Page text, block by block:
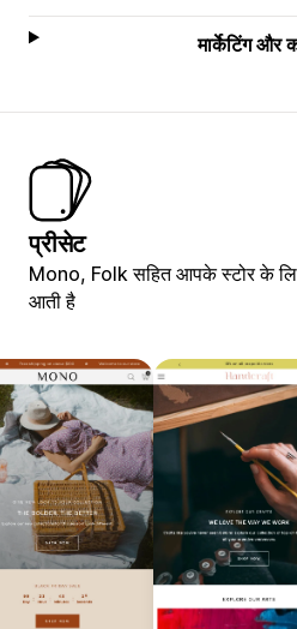
मार्केटिंग और
प्रीसेट
Mono, Folk सहित आपके स्टोर के
आती है